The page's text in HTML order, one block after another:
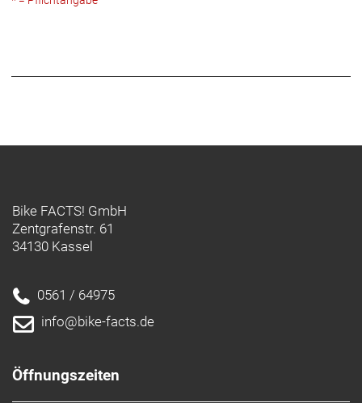
Bike FACTS! GmbH
Zentgrafenstr. 61
34130 Kassel
0561 / 64975
info@bike-facts.de
Öffnungszeiten